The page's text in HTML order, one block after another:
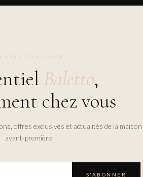
INFORMÉ
Baletto,
chez vous
offres exclusives et actualités de la
avant-première.
S'ABONNER